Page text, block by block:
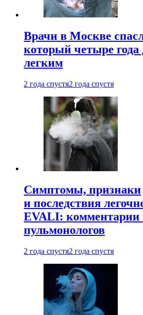
Врачи в Москве
который четыре
легким
2 года спустя2 года спустя
Симптомы, признаки
и последствия
EVALI: комментарии
пульмонологов
2 года спустя2 года спустя